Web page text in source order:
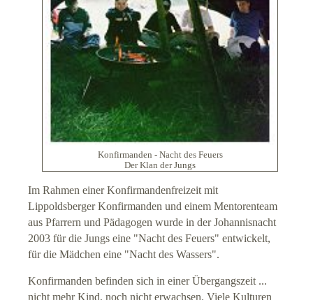
Konfirmanden - Nacht des Feuers
Der Klan der Jungs
Im Rahmen einer Konfirmandenfreizeit mit
Lippoldsberger Konfirmanden und einem Mentorenteam
aus Pfarrern und Pädagogen wurde in der Johannisnacht
2003 für die Jungs eine "Nacht des Feuers" entwickelt,
für die Mädchen eine "Nacht des Wassers".
Konfirmanden befinden sich in einer Übergangszeit ...
nicht mehr Kind, noch nicht erwachsen. Viele Kulturen